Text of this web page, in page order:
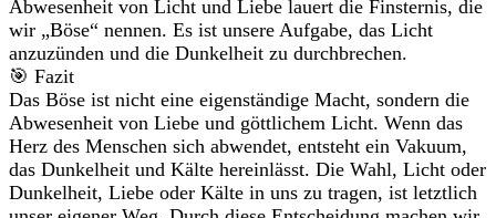
Abwesenheit von Licht und Liebe lauert die Finsternis, die
wir „Böse“ nennen. Es ist unsere Aufgabe, das Licht
anzuzünden und die Dunkelheit zu durchbrechen.
🎯 Fazit
Das Böse ist nicht eine eigenständige Macht, sondern die
Abwesenheit von Liebe und göttlichem Licht. Wenn das
Herz des Menschen sich abwendet, entsteht ein Vakuum,
das Dunkelheit und Kälte hereinlässt. Die Wahl, Licht oder
Dunkelheit, Liebe oder Kälte in uns zu tragen, ist letztlich